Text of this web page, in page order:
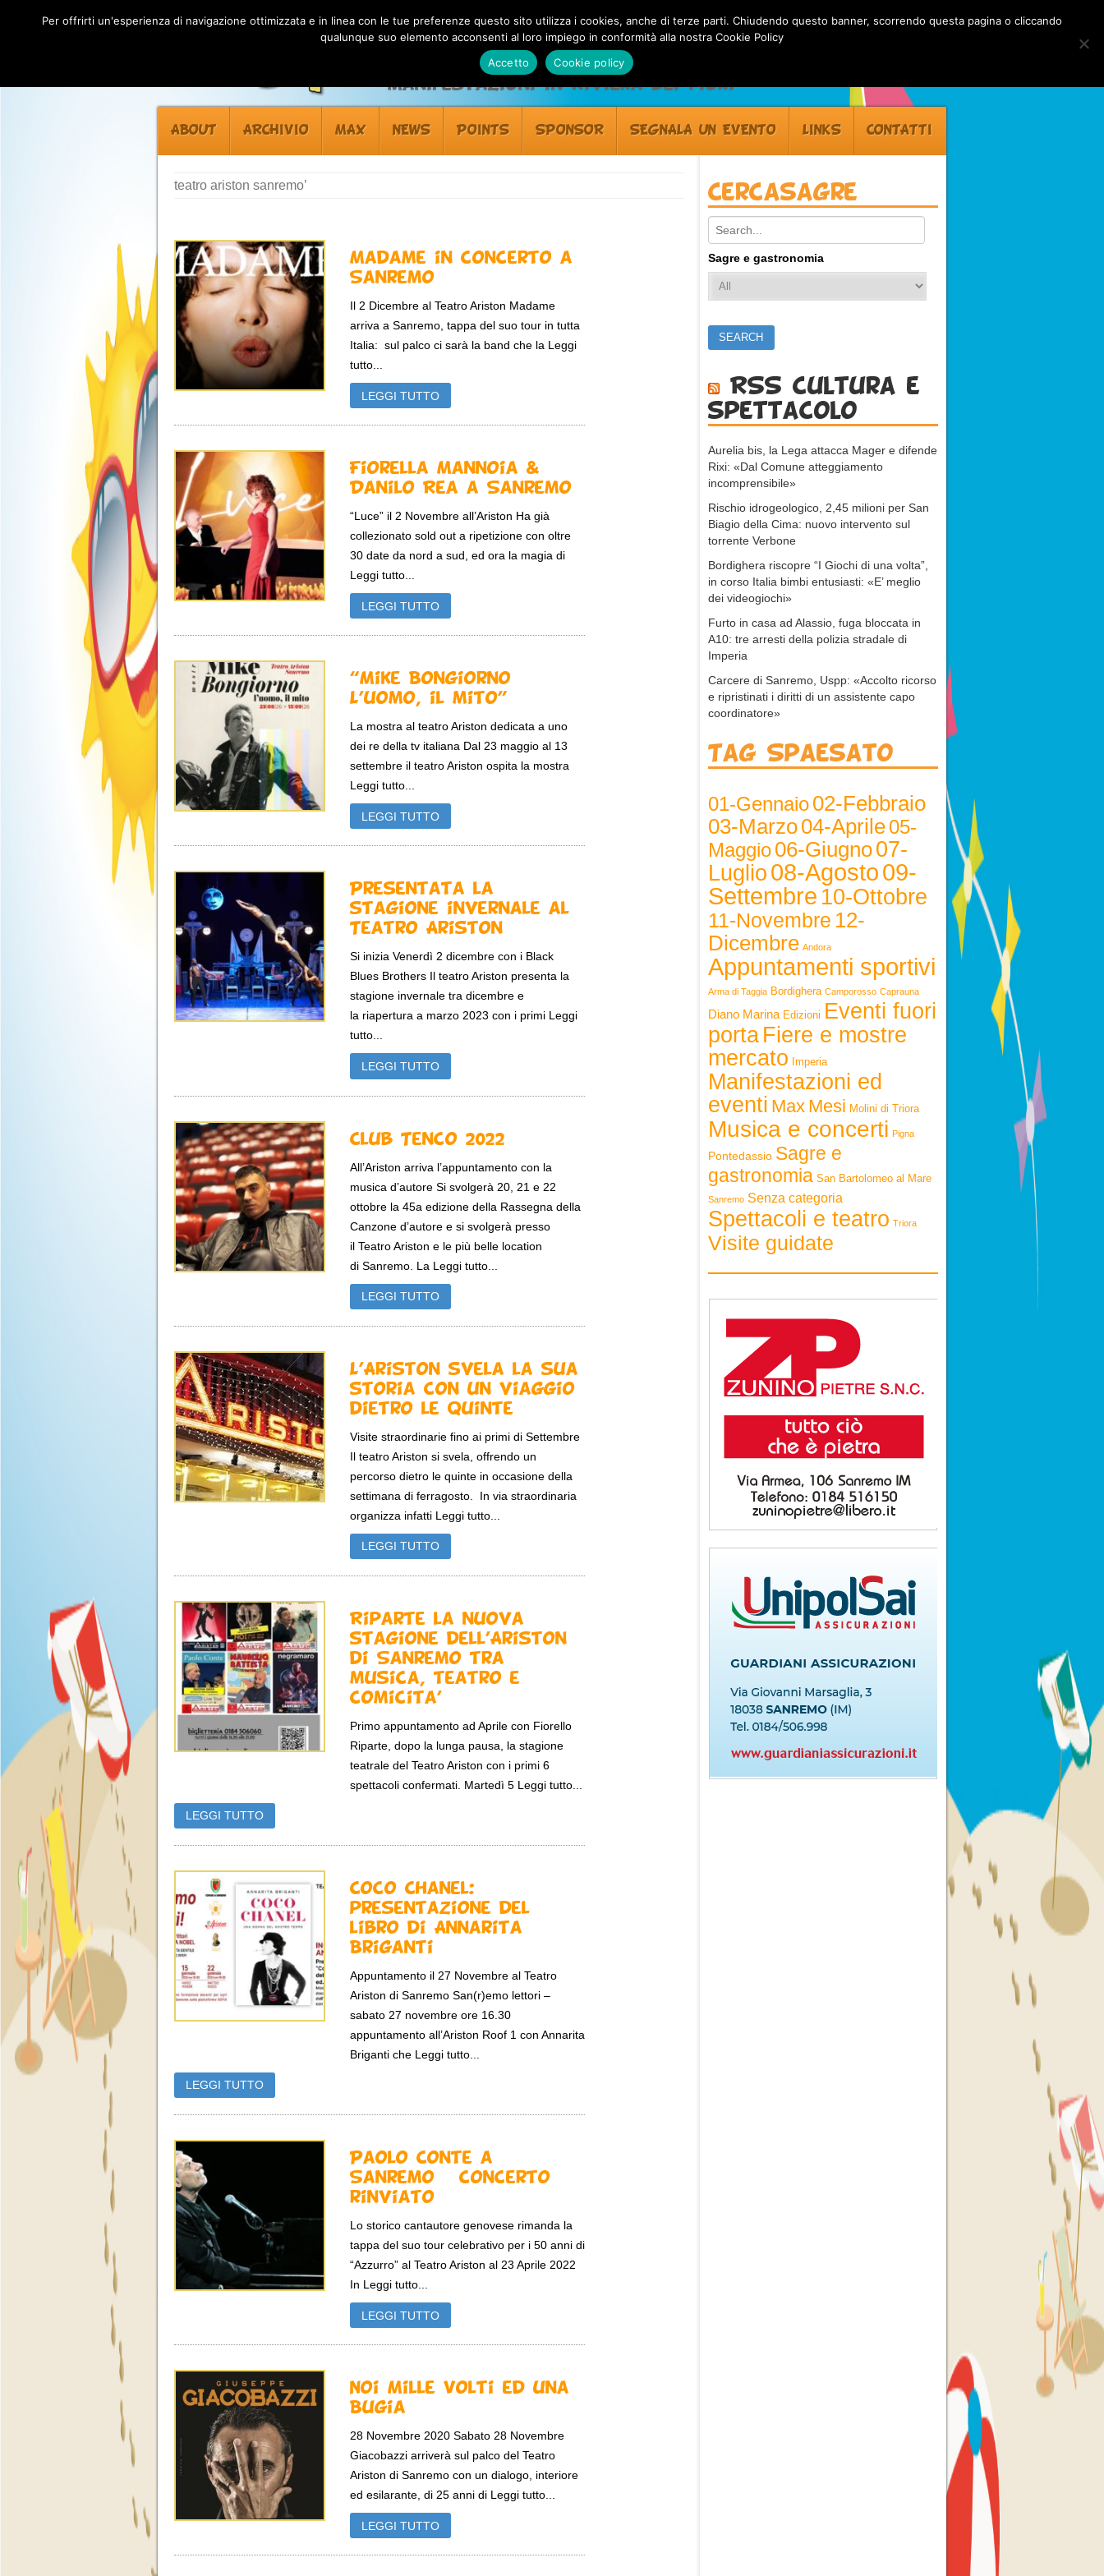
Manifestazioni in Riviera dei Fiori
ABOUT ARCHIVIO MAX NEWS POINTS SPONSOR SEGNALA UN EVENTO LINKS CONTATTI
teatro ariston sanremo’
Madame in concerto a
Sanremo
Il 2 Dicembre al Teatro Ariston Madame
arriva a Sanremo, tappa del suo tour in tutta
Italia: sul palco ci sarà la band che la Leggi
tutto...
LEGGI TUTTO
Fiorella Mannoia &
Danilo Rea a Sanremo
“Luce” il 2 Novembre all’Ariston Ha già
collezionato sold out a ripetizione con oltre
30 date da nord a sud, ed ora la magia di
Leggi tutto...
LEGGI TUTTO
“Mike Bongiorno –
L’uomo, il mito”
La mostra al teatro Ariston dedicata a uno
dei re della tv italiana Dal 23 maggio al 13
settembre il teatro Ariston ospita la mostra
Leggi tutto...
LEGGI TUTTO
Presentata la
stagione invernale al
Teatro Ariston
Si inizia Venerdì 2 dicembre con i Black
Blues Brothers Il teatro Ariston presenta la
stagione invernale tra dicembre e
la riapertura a marzo 2023 con i primi Leggi
tutto...
LEGGI TUTTO
Club Tenco 2022
All’Ariston arriva l’appuntamento con la
musica d’autore Si svolgerà 20, 21 e 22
ottobre la 45a edizione della Rassegna della
Canzone d’autore e si svolgerà presso
il Teatro Ariston e le più belle location
di Sanremo. La Leggi tutto...
LEGGI TUTTO
L’Ariston svela la sua
storia con un viaggio
dietro le quinte
Visite straordinarie fino ai primi di Settembre
Il teatro Ariston si svela, offrendo un
percorso dietro le quinte in occasione della
settimana di ferragosto. In via straordinaria
organizza infatti Leggi tutto...
LEGGI TUTTO
Riparte la nuova
stagione dell’Ariston
di Sanremo tra
musica, teatro e
comicita’
Primo appuntamento ad Aprile con Fiorello
Riparte, dopo la lunga pausa, la stagione
teatrale del Teatro Ariston con i primi 6
spettacoli confermati. Martedì 5 Leggi tutto...
LEGGI TUTTO
Coco Chanel:
presentazione del
libro di Annarita
Briganti
Appuntamento il 27 Novembre al Teatro
Ariston di Sanremo San(r)emo lettori –
sabato 27 novembre ore 16.30
appuntamento all’Ariston Roof 1 con Annarita
Briganti che Leggi tutto...
LEGGI TUTTO
Paolo Conte a
Sanremo – concerto
rinviato
Lo storico cantautore genovese rimanda la
tappa del suo tour celebrativo per i 50 anni di
“Azzurro” al Teatro Ariston al 23 Aprile 2022
In Leggi tutto...
LEGGI TUTTO
Noi Mille Volti ed una
Bugia
28 Novembre 2020 Sabato 28 Novembre
Giacobazzi arriverà sul palco del Teatro
Ariston di Sanremo con un dialogo, interiore
ed esilarante, di 25 anni di Leggi tutto...
LEGGI TUTTO
Cercasagre
Search:
Sagre e gastronomia
RSS cultura e
spettacolo
Aurelia bis, la Lega attacca Mager e difende
Rixi: «Dal Comune atteggiamento
incomprensibile»
Rischio idrogeologico, 2,45 milioni per San
Biagio della Cima: nuovo intervento sul
torrente Verbone
Bordighera riscopre “I Giochi di una volta”,
in corso Italia bimbi entusiasti: «E’ meglio
dei videogiochi»
Furto in casa ad Alassio, fuga bloccata in
A10: tre arresti della polizia stradale di
Imperia
Carcere di Sanremo, Uspp: «Accolto ricorso
e ripristinati i diritti di un assistente capo
coordinatore»
Tag Spaesato
01-Gennaio02-Febbraio
03-Marzo04-Aprile05-
Maggio06-Giugno07-
Luglio 08-Agosto09-
Settembre 10-Ottobre
11-Novembre 12-
Dicembre Andora
Appuntamenti sportivi
Arma di Taggia Bordighera Camporosso Caprauna
Diano Marina Edizioni Eventi fuori
porta Fiere e mostre
mercato
Imperia
Manifestazioni ed
eventi Max Mesi Molini di Triora
Musica e concerti Pigna
Pontedassio Sagre e
gastronomia San Bartolomeo al Mare
Sanremo Senza categoria
Spettacoli e teatro Triora
Visite guidate
Per offrirti un'esperienza di navigazione ottimizzata e in linea con le tue preferenze questo sito utilizza i cookies, anche di terze parti. Chiudendo questo banner, scorrendo questa pagina o cliccando
qualunque suo elemento acconsenti al loro impiego in conformità alla nostra Cookie Policy
Accetto
Cookie policy